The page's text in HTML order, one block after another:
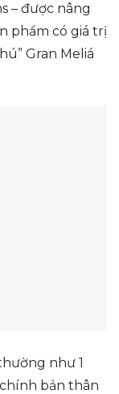
– được nâng
phẩm có giá trị
Gran Meliá
như 1
bản thân